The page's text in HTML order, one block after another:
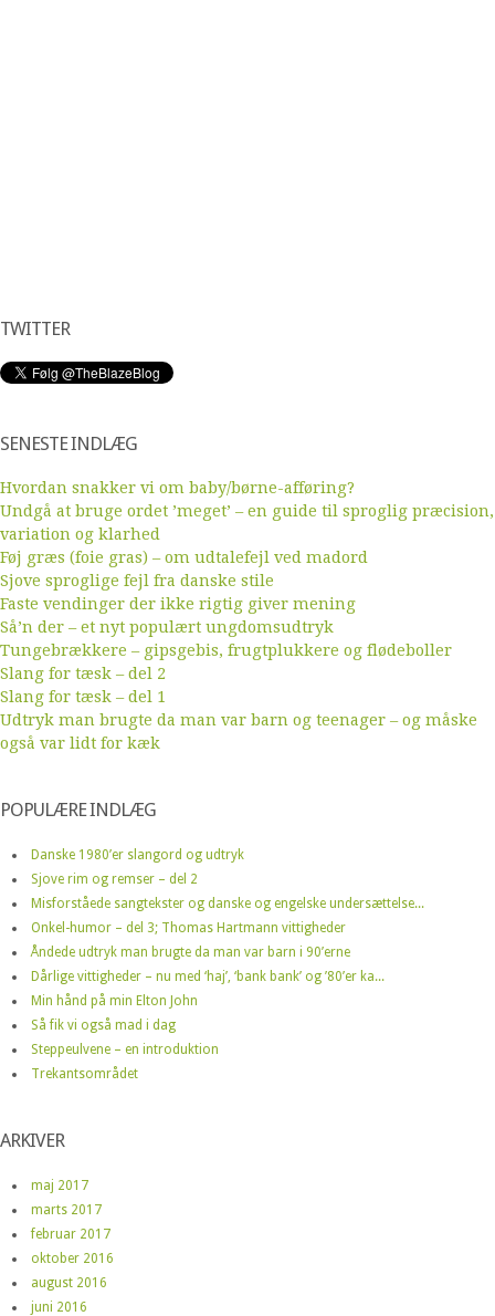
TWITTER
SENESTE INDLÆG
Hvordan snakker vi om baby/børne-afføring?
Undgå at bruge ordet ’meget’ – en guide til sproglig præcision,
variation og klarhed
Føj græs (foie gras) – om udtalefejl ved madord
Sjove sproglige fejl fra danske stile
Faste vendinger der ikke rigtig giver mening
Så’n der – et nyt populært ungdomsudtryk
Tungebrækkere – gipsgebis, frugtplukkere og flødeboller
Slang for tæsk – del 2
Slang for tæsk – del 1
Udtryk man brugte da man var barn og teenager – og måske
også var lidt for kæk
POPULÆRE INDLÆG
Danske 1980’er slangord og udtryk
Sjove rim og remser – del 2
Misforståede sangtekster og danske og engelske undersættelse...
Onkel-humor – del 3; Thomas Hartmann vittigheder
Åndede udtryk man brugte da man var barn i 90’erne
Dårlige vittigheder – nu med ‘haj’, ‘bank bank’ og ’80’er ka...
Min hånd på min Elton John
Så fik vi også mad i dag
Steppeulvene – en introduktion
Trekantsområdet
ARKIVER
maj 2017
marts 2017
februar 2017
oktober 2016
august 2016
juni 2016